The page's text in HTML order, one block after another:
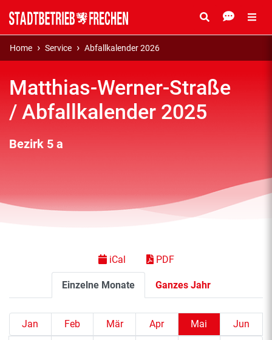
Home Service Abfallkalender 2026
Matthias-Werner-Straße
/ Abfallkalender 2025
Bezirk 5 a
Einzelne Monate Ganzes Jahr
iCal PDF
Jan Feb Mär Apr Mai
Jun